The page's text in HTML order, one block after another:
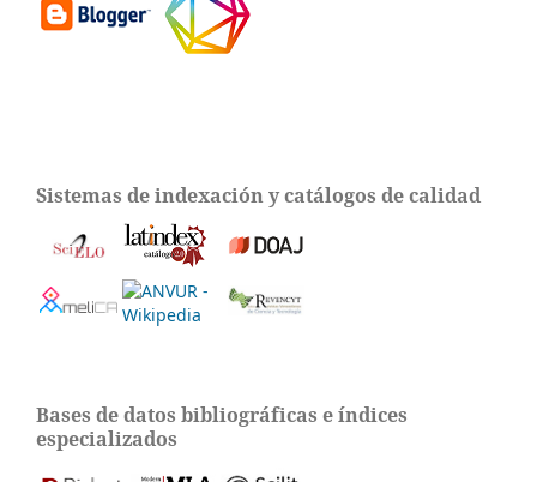
Sistemas de indexación y catálogos de calidad
Bases de datos bibliográficas e índices
especializados